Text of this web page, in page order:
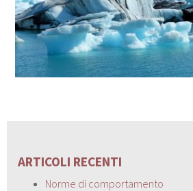
ARTICOLI RECENTI
Norme di comportamento